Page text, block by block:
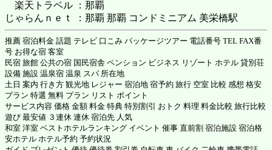
楽天トラベル ：
じゃらんｎｅｔ ：
那覇
那覇 那覇 コンドミニアム 美栄橋駅
推薦 宿泊料金 話題 テレビ 口こみ パッケージツアー 電話番号 TEL FAX番
号 お得な宿 客室
民宿 旅館 公共の宿 国民宿舎 ペンション ビジネス リゾート ホテル 貸別荘
設備 施設 温泉宿 温泉 スパ 所在地
土日 案内 行き方 観光地 レジャー 宿泊地 宿予約 旅行 空室 比較 感想 格安
プラン 特選 無料 プラン リスト ポイント
サービス内容 価格 金額 料金 特典 特別割引 おトク 料理 料金比較 旅行比較
遊び 最安値 ３連休 連休 宿泊先 人気
和室 洋室 ベストホテルランキング イベント 催事 直前割 宿泊施設 宿泊格
安ホテル ホテル予約 予約状況